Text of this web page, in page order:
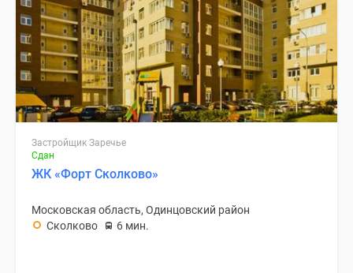
Застройщик Заречье
Сдан
ЖК «Форт Сколково»
Московская область, Одинцовский район
Сколково
6 мин.